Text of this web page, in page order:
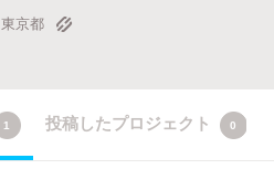
東京都
1 投稿したプロジェクト 0